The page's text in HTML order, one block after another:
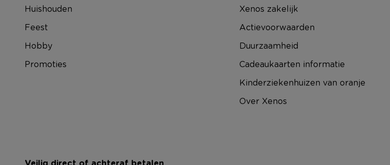
Huishouden
Feest
Hobby
Promoties
Xenos zakelijk
Actievoorwaarden
Duurzaamheid
Cadeaukaarten informatie
Kinderziekenhuizen van oranje
Over Xenos